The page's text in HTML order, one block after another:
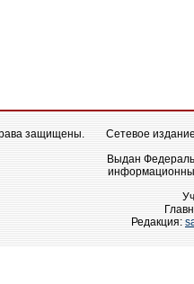
защищены.
Сетевое
Выдан
Редакция: